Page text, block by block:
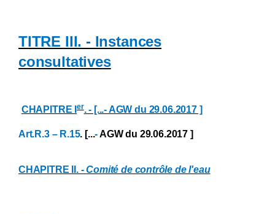
Annexe [XLI] [ ... ][A.G.W. 28.09.2007]
Annexe XLII
Annexe [XLIII]
Annexe XLVI
Annexe [XLVIIa
Annexe [XLVIIIa
TITRE III. - Instances
consultatives
CHAPITRE I er. - [...- AGW du 29.06.2017 ]
Art.R.3 – R.15. [...-AGW du 29.06.2017 ]
CHAPITRE II. -Comité de contrôle de l'eau